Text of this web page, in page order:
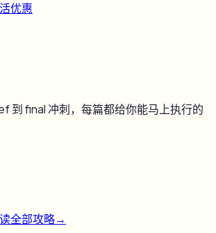
优惠
到 final 冲刺，每篇都给你能马上执行的
全部攻略→